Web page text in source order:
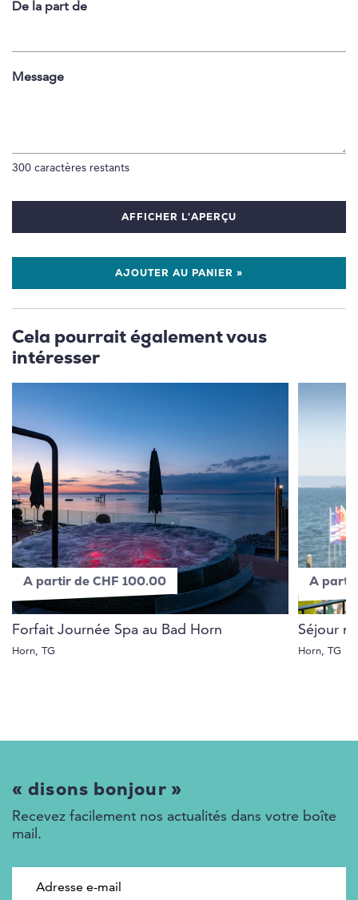
De la part de
Message
300 caractères restants
AFFICHER L'APERÇU
AJOUTER AU PANIER »
Cela pourrait également vous
intéresser
A partir de CHF 100.00
Forfait Journée Spa au Bad Horn
Horn, TG
A partir
Séjour
Horn, TG
« disons bonjour »
Recevez facilement nos actualités dans votre boîte
mail.